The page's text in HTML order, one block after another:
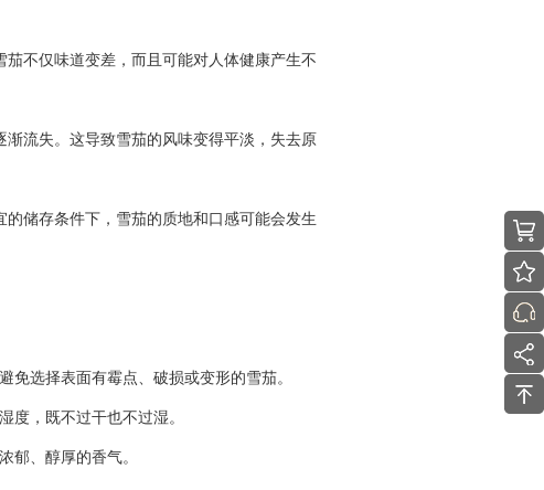
不仅味道变差，而且可能对人体健康产生不
流失。这导致雪茄的风味变得平淡，失去原
储存条件下，雪茄的质地和口感可能会发生
免选择表面有霉点、破损或变形的雪茄。
度，既不过干也不过湿。
郁、醇厚的香气。